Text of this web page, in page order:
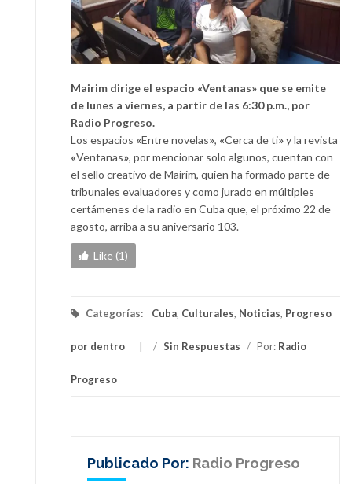
Mairim dirige el espacio «Ventanas» que se emite
de lunes a viernes, a partir de las 6:30 p.m., por
Radio Progreso.
Los espacios «Entre novelas», «Cerca de ti»y la revista
«Ventanas», por mencionar solo algunos, cuentan con
el sello creativo de Mairim, quien ha formado parte de
tribunales evaluadores y como jurado en múltiples
certámenes de la radio en Cuba que, el próximo 22 de
agosto, arriba a su aniversario 103.
Like (1)
Categorías: Cuba, Culturales, Noticias, Progreso
por dentro / Sin Respuestas / Por: Radio
Progreso
Publicado Por: Radio Progreso